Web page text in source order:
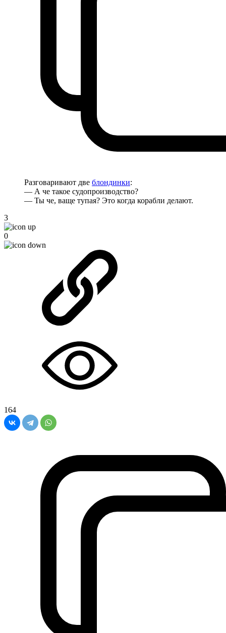
Разговаривают две блондинки:
— А че такое судопроизводство?
— Ты че, ваще тупая? Это когда корабли делают.
3
0
164